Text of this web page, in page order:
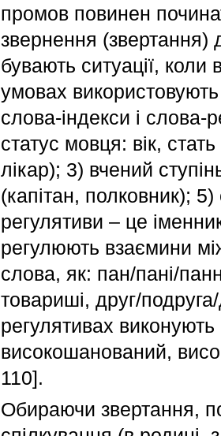
промов повинен
звернення (звертання)
бувають ситуації,
умовах використовують
слова-індекси і слова-
статус мовця: вік,
лікар); 3) вчений
(капітан, полковник);
регулятиви – це
регулюють взаємини
слова, як: пан/пані/
товариші, друг/
регулятивах
високошанований,
110].
Обираючи звертання,